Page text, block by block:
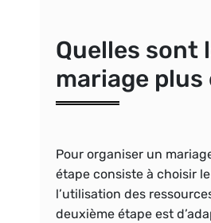
Quelles sont
mariage plus
Pour organiser un
étape consiste à choisir
l’utilisation des
deuxième étape est